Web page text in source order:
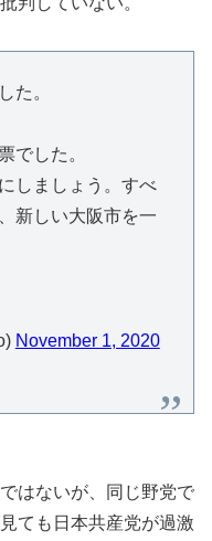
た。
でした。
しましょう。すべ
新しい大阪市を一
November 1, 2020
はないが、同じ野党で
ても日本共産党が過激